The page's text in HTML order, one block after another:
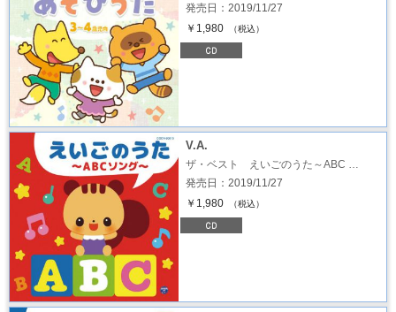
発売日：2019/11/27
￥1,980
（税込）
V.A.
ザ・ベスト えいごのうた～ABC …
発売日：2019/11/27
￥1,980
（税込）